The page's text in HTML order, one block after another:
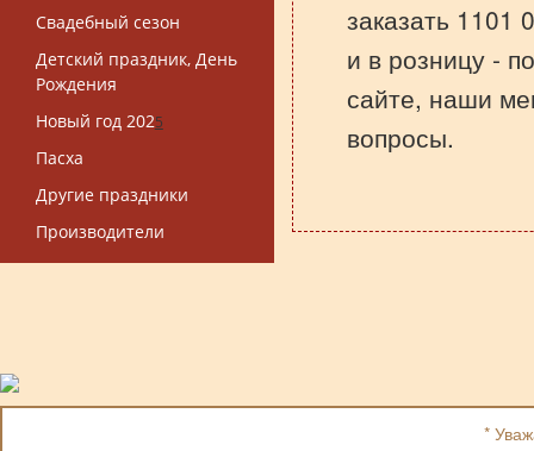
Свадебный сезон
Детский праздник, День
Рождения
Новый год 2025
Пасха
Другие праздники
Производители
заказать 1101
и в розницу -
сайте, наши
вопросы.
*